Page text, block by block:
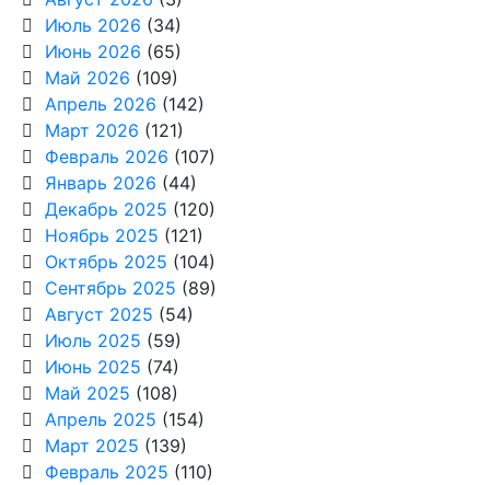
Июль 2026 (34)
Июнь 2026 (65)
Май 2026 (109)
Апрель 2026 (142)
Март 2026 (121)
Февраль 2026 (107)
Январь 2026 (44)
Декабрь 2025 (120)
Ноябрь 2025 (121)
Октябрь 2025 (104)
Сентябрь 2025 (89)
Август 2025 (54)
Июль 2025 (59)
Июнь 2025 (74)
Май 2025 (108)
Апрель 2025 (154)
Март 2025 (139)
Февраль 2025 (110)